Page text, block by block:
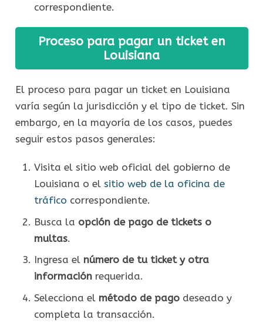
correspondiente.
Proceso para pagar un ticket en
Louisiana
El proceso para pagar un ticket en Louisiana
varía según la jurisdicción y el tipo de ticket. Sin
embargo, en la mayoría de los casos, puedes
seguir estos pasos generales:
Visita el sitio web oficial del gobierno de
Louisiana o el sitio web de la oficina de
tráfico correspondiente.
Busca la opción de pago de tickets o
multas.
Ingresa el número de tu ticket y otra
informaciónrequerida.
Selecciona el método de pagodeseado y
completa la transacción.